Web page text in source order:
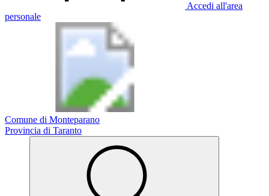
Accedi all'area
personale
Comune di Monteparano
Provincia di Taranto